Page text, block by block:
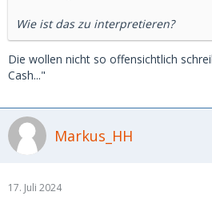
Wie ist das zu interpretieren?
Die wollen nicht so offensichtlich
Cash..."
Markus_HH
17. Juli 2024